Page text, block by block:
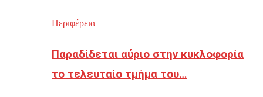
Περιφέρεια
Παραδίδεται αύριο στην κυκλοφορία
το τελευταίο τμήμα του…